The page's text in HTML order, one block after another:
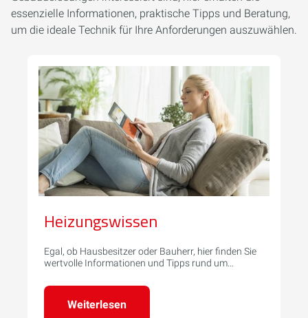
essenzielle Informationen, praktische Tipps und Beratung,
um die ideale Technik für Ihre Anforderungen auszuwählen.
Heizungswissen
Egal, ob Hausbesitzer oder Bauherr, hier finden Sie
wertvolle Informationen und Tipps rund um
Weiterlesen